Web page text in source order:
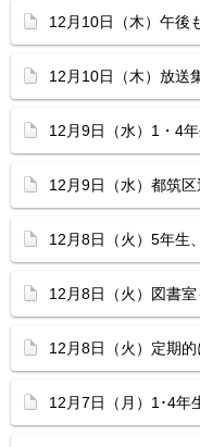
12月10日（木）午後
12月10日（木）放送
12月9日（水）1・4
12月9日（水）都筑
12月8日（火）5年生
12月8日（火）図書
12月8日（火）定期
12月7日（月）1･4年